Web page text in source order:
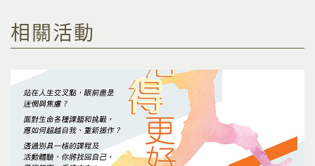
相關活動